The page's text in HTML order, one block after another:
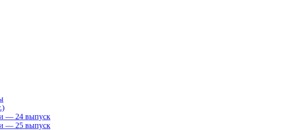
— 24 выпуск
— 25 выпуск